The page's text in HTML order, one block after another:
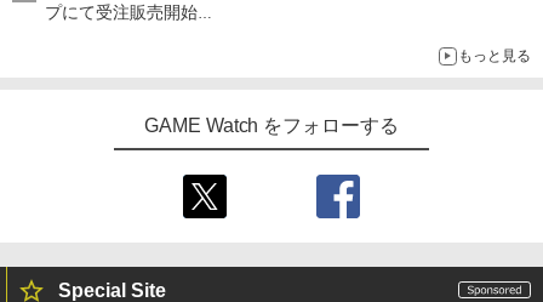
プにて受注販売開始
もっと見る
GAME Watch をフォローする
Special Site